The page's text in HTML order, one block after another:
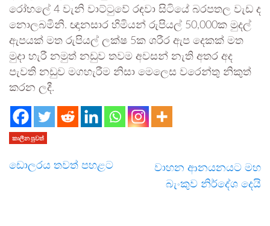
රෝහලේ 4 වැනි වාට්ටුවේ රඳවා සිටියේ බරපතල වැඩ ද
නොලබමිනි. ඥානසාර හිමියන් රුපියල් 50,000ක මුදල්
ඇපයක් මත රුපියල් ලක්ෂ 5ක ශරීර ඇප දෙකක් මත
මුදා හැරී නමුත් නඩුව තවම අවසන් නැති අතර අද
පැවති නඩුව මගහැරීම නිසා මෙලෙස වරෙන්තු නිකුත්
කරන ලදී.
කාලීන පුවත්
ඩොලරය තවත් පහළට
වාහන ආනයනයට මහ
බැංකුව නිර්දේශ දෙයි